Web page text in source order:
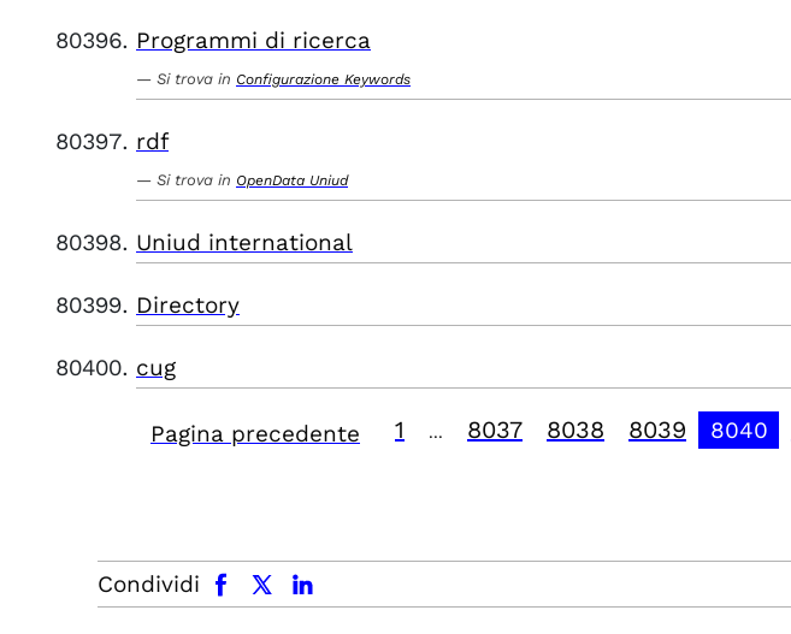
Programmi di ricerca
Si trova in Configurazione Keywords
rdf
Si trova in OpenData Uniud
Uniud international
Directory
cug
Pagina precedente 1 8037 8038 8039 8040
Condividi
facebook x.com linkedin